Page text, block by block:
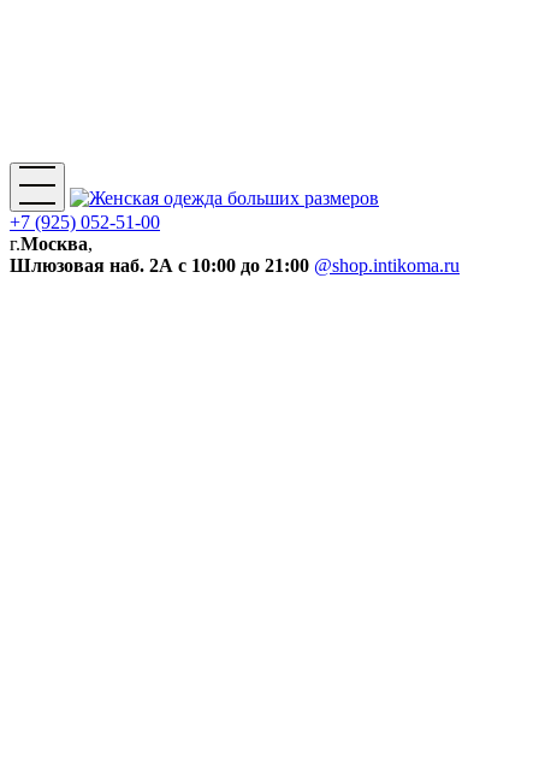
+7 (925) 052-51-00
г.Москва,
Шлюзовая наб. 2А с 10:00 до 21:00 @shop.intikoma.ru